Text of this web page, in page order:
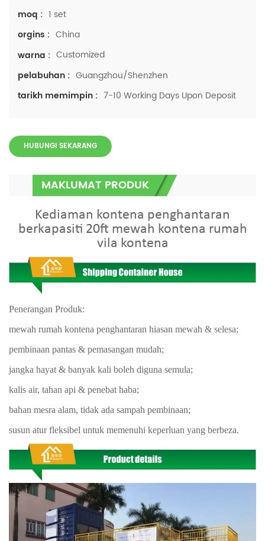
moq : 1 set
orgins : China
warna : Customized
pelabuhan : Guangzhou/Shenzhen
tarikh memimpin : 7-10 Working Days Upon Deposit
HUBUNGI SEKARANG
MAKLUMAT PRODUK
Kediaman kontena penghantaran
berkapasiti 20ft mewah kontena rumah
vila kontena
Penerangan Produk:
mewah rumah kontena penghantaran hiasan mewah & selesa;
pembinaan pantas & pemasangan mudah;
jangka hayat & banyak kali boleh diguna semula;
kalis air, tahan api & penebat haba;
bahan mesra alam, tidak ada sampah pembinaan;
susun atur fleksibel untuk memenuhi keperluan yang berbeza.